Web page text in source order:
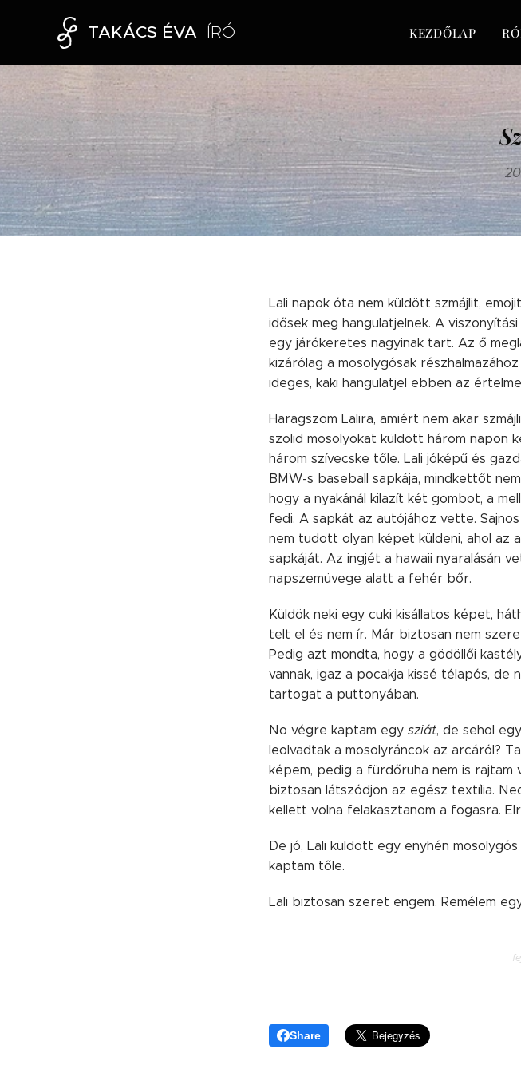
TAKÁCS ÉVA ÍRÓ KEZDŐLAP
Lali napok óta nem küldött szmájlit,
idősek meg hangulatjelnek. A
egy járókeretes nagyinak tart. Az ő
kizárólag a mosolygósak
ideges, kaki hangulatjel ebben az
Haragszom Lalira, amiért nem akar
szolid mosolyokat küldött három napon
három szívecske tőle. Lali jóképű és
BMW-s baseball sapkája, mindkettőt
hogy a nyakánál kilazít két gombot, a
fedi. A sapkát az autójához vette.
nem tudott olyan képet küldeni, ahol az
sapkáját. Az ingjét a hawaii nyaralásán
napszemüvege alatt a fehér bőr.
Küldök neki egy cuki kisállatos képet,
telt el és nem ír. Már biztosan nem
Pedig azt mondta, hogy a gödöllői
vannak, igaz a pocakja kissé télapós, de
tartogat a puttonyában.
No végre kaptam egy sziát, de sehol
leolvadtak a mosolyráncok az arcáról?
képem, pedig a fürdőruha nem is
biztosan látszódjon az egész textília.
kellett volna felakasztanom a fogasra.
De jó, Lali küldött egy enyhén
kaptam tőle.
Lali biztosan szeret engem. Remélem
Share